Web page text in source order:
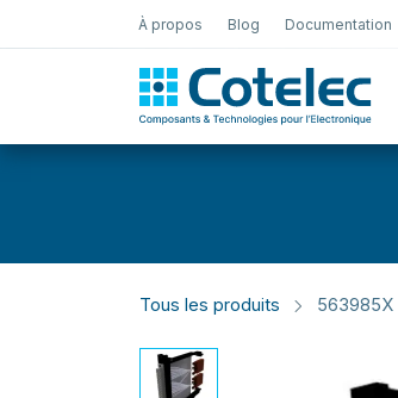
À propos Blog Documentation
Tous les produits 563985X